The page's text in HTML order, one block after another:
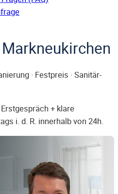
· Festpreis · Sanitär-
+ klare
i. d. R. innerhalb von 24h.